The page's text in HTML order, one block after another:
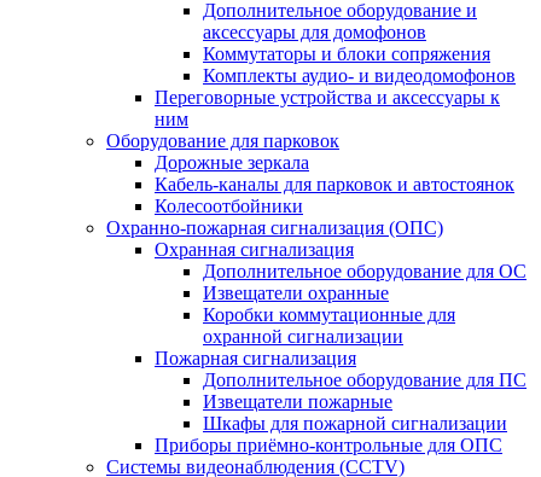
Дополнительное оборудование и
аксессуары для домофонов
Коммутаторы и блоки сопряжения
Комплекты аудио- и видеодомофонов
Переговорные устройства и аксессуары к
ним
Оборудование для парковок
Дорожные зеркала
Кабель-каналы для парковок и автостоянок
Колесоотбойники
Охранно-пожарная сигнализация (ОПС)
Охранная сигнализация
Дополнительное оборудование для ОС
Извещатели охранные
Коробки коммутационные для
охранной сигнализации
Пожарная сигнализация
Дополнительное оборудование для ПС
Извещатели пожарные
Шкафы для пожарной сигнализации
Приборы приёмно-контрольные для ОПС
Системы видеонаблюдения (CCTV)